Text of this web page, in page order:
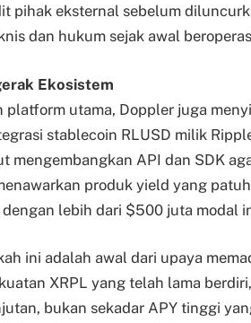
pihak eksternal sebelum
dan hukum sejak awal
Ekosistem
platform utama, Doppler juga
stablecoin RLUSD milik
mengembangkan API dan SDK
produk yield yang
dengan lebih dari $500 juta modal
ini adalah awal dari upaya
XRPL yang telah lama
bukan sekadar APY tinggi